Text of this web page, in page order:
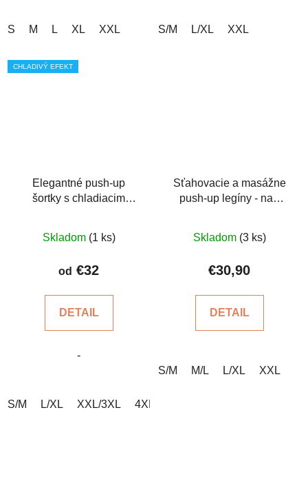
S M L XL XXL S/M L/XL XXL
CHLADIVÝ EFEKT
Elegantné push-up
šortky s chladiacim
hodnotenie
produktu
z
hviezdičiek.
Skladom (1 ks)
od €32
DETAIL
-
S/M L/XL XXL/3XL 4XL/5XL
Sťahovacie a masážne
push-up legíny - nad
hodnotenie
produktu
z
Skladom (3 ks)
€30,90
DETAIL
S/M M/L L/XL XXL